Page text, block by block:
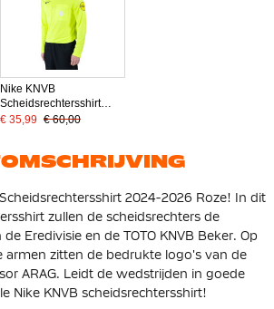
Nike KNVB
Scheidsrechtersshirt
Lange Mouwen 2024-
€ 35,99 € 60,00
2024-2026 Roze! In dit
zullen de scheidsrechters de
Eredivisie en de TOTO KNVB Beker. Op
armen zitten de bedrukte logo's van de
ARAG. Leidt de wedstrijden in goede
Nike KNVB scheidsrechtersshirt!